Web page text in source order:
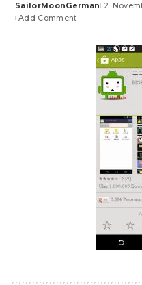
Posted
by
SailorMoonGerman 2.
Add Comment